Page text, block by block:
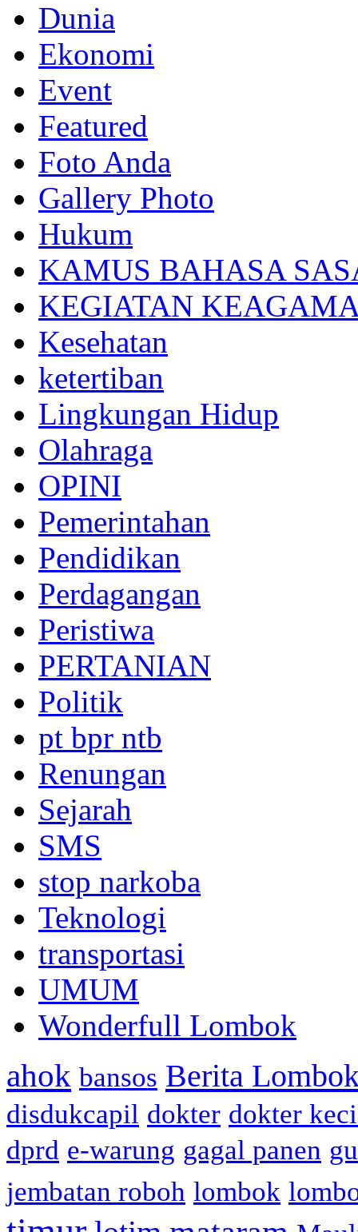
Dunia
Ekonomi
Event
Featured
Foto Anda
Gallery Photo
Hukum
KAMUS BAHASA
KEGIATAN
Kesehatan
ketertiban
Lingkungan Hidup
Olahraga
OPINI
Pemerintahan
Pendidikan
Perdagangan
Peristiwa
PERTANIAN
Politik
pt bpr ntb
Renungan
Sejarah
SMS
stop narkoba
Teknologi
transportasi
UMUM
Wonderfull Lombok
ahok bansos Berita
disdukcapil dokter dokter
dprd e-warung gagal panen
jembatan roboh lombok